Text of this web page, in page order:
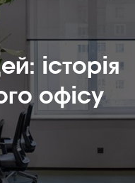
історія
офісу